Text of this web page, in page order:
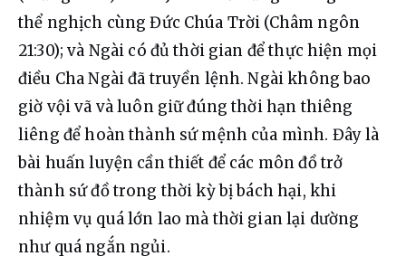
thể nghịch cùng Đức Chúa Trời (Châm ngôn
21:30); và Ngài có đủ thời gian để thực hiện mọi
điều Cha Ngài đã truyền lệnh. Ngài không bao
giờ vội vã và luôn giữ đúng thời hạn thiêng
liêng để hoàn thành sứ mệnh của mình. Đây là
bài huấn luyện cần thiết để các môn đồ trở
thành sứ đồ trong thời kỳ bị bách hại, khi
nhiệm vụ quá lớn lao mà thời gian lại dường
như quá ngắn ngủi.